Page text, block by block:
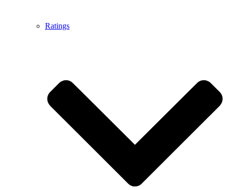
Ratings